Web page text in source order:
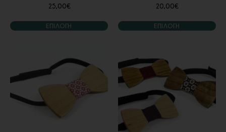
25,00€
ΕΠΙΛΟΓΉ
20,00€
ΕΠΙΛΟΓΉ